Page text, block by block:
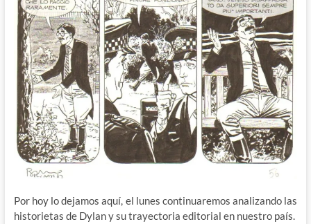
Por hoy lo dejamos aquí, el lunes continuaremos analizando las
historietas de Dylan y su trayectoria editorial en nuestro país.